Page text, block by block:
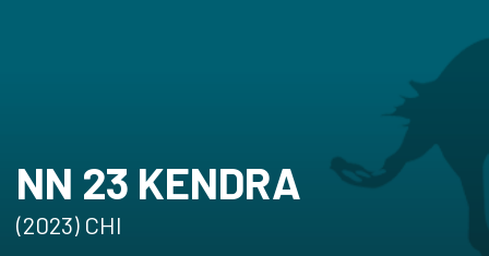
NN 23 KENDRA
(2023) CHI